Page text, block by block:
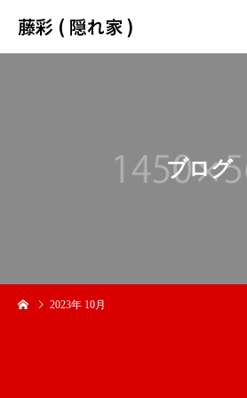
藤彩 ( 隠れ家 )
ブログ
2023年 10月